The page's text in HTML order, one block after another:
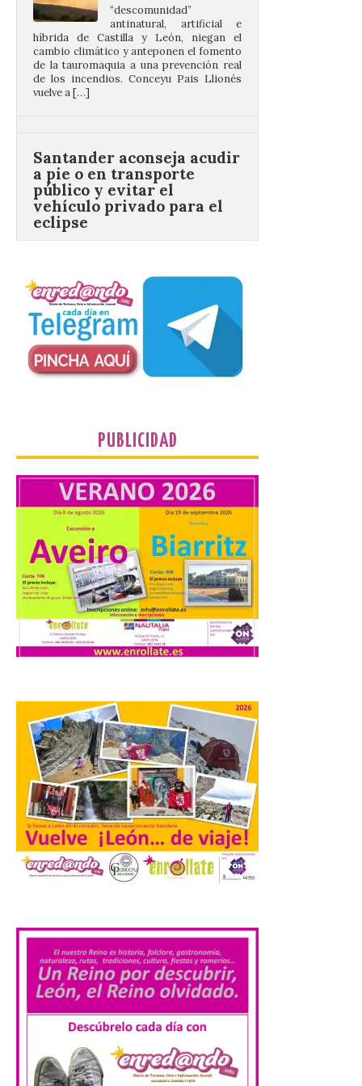
cambio climático y anteponen el fomento
de la tauromaquia a una prevención real
de los incendios. Conceyu Pais Llionés
vuelve a […]
público y evitar el
vehículo privado para el
eclipse
8 Ago 2026
puntos como el faro de
Cabo Mayor, Cueto,
Corbanera o Ciriego y
reforzará la movilidad con un servicio
especial de lanzaderas desde el PCTCAN
a Ciriego. El Ayuntamiento de […]
impulsa nuevas
iniciativas relacionadas
afianzar a Extremadura
como referente en
astroturismo
8 Ago 2026
Extremadura cuenta con
uno de los cielos
estrellados con menor
contaminación lumínica
de Europa, un recurso
ha puesto en marcha diversas iniciativas
relacionadas […]
Cabárceno prepara tres
enclaves privilegiados
desde los que divisar el
eclipse solar del 12 de
agosto
8 Ago 2026
El parque amplía su
horario y refuerza los
transportes y la
hostelería. En Alto
Campoo continuará la
programación musical de Estación
preferente en la comunidad autónoma,
contará con un dispositivo especial de
seguridad y acceso […]
PUBLICIDAD